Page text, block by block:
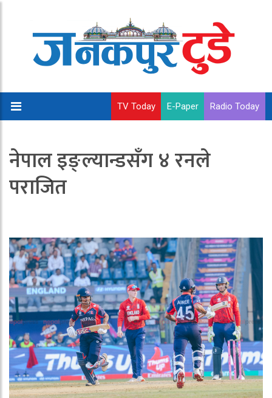
TV Today E-Paper Radio Today
नेपाल इङ्ल्यान्डसँग ४ रनले
पराजित